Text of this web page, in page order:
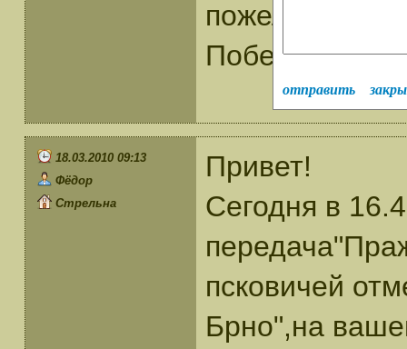
отправить
пожелания
Победы!
18.03.2010 09:13
Фёдор
Стрельна
Привет!
Сегодня в
псковичей
Брно",на